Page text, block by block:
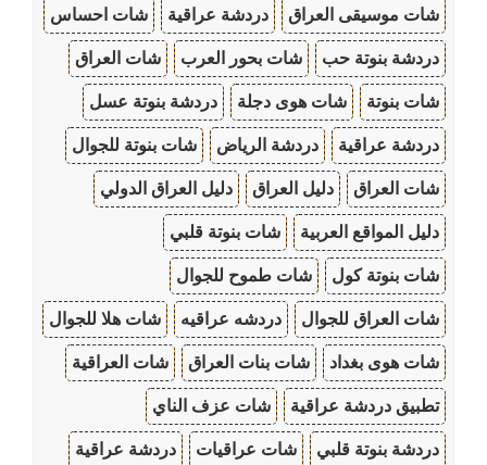
شات موسيقى العراق دردشة عراقية شات احساس
دردشة بنوتة حب شات بحور العرب شات العراق
شات بنوتة شات هوى دجلة دردشة بنوتة عسل
دردشة عراقية دردشة الرياض شات بنوتة للجوال
شات العراق دليل العراق دليل العراق الدولي
دليل المواقع العربية شات بنوتة قلبي
شات بنوتة كول شات طموح للجوال
شات العراق للجوال دردشه عراقيه شات هلا للجوال
شات هوى بغداد شات بنات العراق شات العراقية
تطبيق دردشة عراقية شات عزف الناي
دردشة بنوتة قلبي شات عراقيات دردشة عراقية